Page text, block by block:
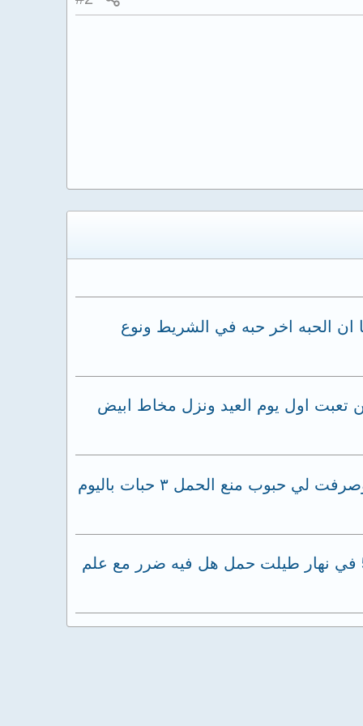
الساعه ٢ الفجر وبعدها صار جماع الساعه ٤ العصر علما ان الحبه اخر حبه في الشريط ونوع
تعبت اول يوم العيد ونزل مخاط ابيض
تأخرت الدورة لدي بعد اللقاح لمدة ٧ اشهر وصرفت لي الدكتورة حبوب بريمولت وم نزلن الدورة وصرفت لي حبوب منع الحمل ٣ حبات باليوم
السلام عليكم انا يوم اخذت قطرات dossantos في شهر 5 حامل قالت لي طبيب ان اخذ جرعات 5 في نهار طيلت حمل هل فيه ضرر مع علم